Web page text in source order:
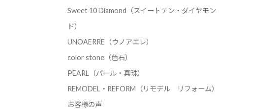
Sweet 10 Diamond（スイートテン・ダイヤモン
ド）
UNOAERRE（ウノアエレ）
color stone（色石）
PEARL（パール・真珠）
REMODEL・REFORM（リモデル リフォーム）
お客様の声